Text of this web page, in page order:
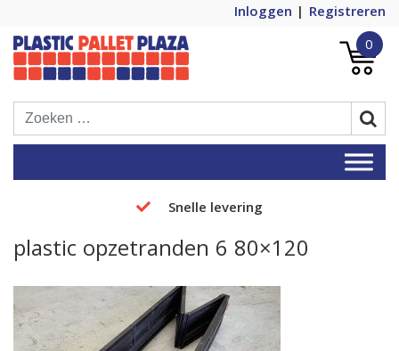
Inloggen
Registreren
Plastic Pallet Plaza
Plastic Pallets Plaza, de nummer 1 in
Europa!
0
Snelle levering
plastic opzetranden 6 80×120